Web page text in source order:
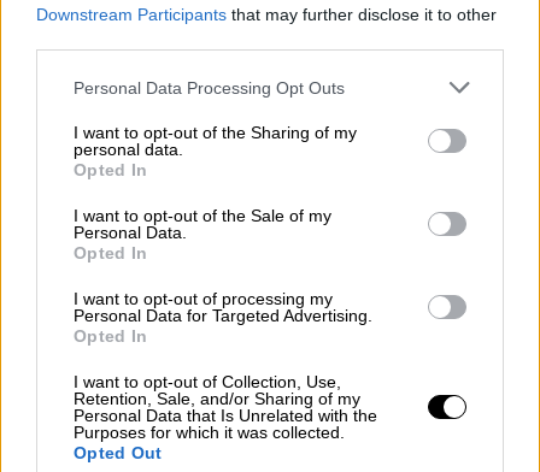
Downstream Participants that may further disclose it to other
Please note that this website/app uses one or more Google
not limited to your visit or usage behaviour. You may click to
grant or deny consent to Google and its third-party tags to
use your data for below specified purposes in below Google
consent section.
Personal Data Processing Opt Outs
I want to opt-out of the Sharing of my
personal data.
Opted In
I want to opt-out of the Sale of my
Personal Data.
Opted In
I want to opt-out of processing my
Personal Data for Targeted Advertising.
Opted In
I want to opt-out of Collection, Use,
Retention, Sale, and/or Sharing of my
Personal Data that Is Unrelated with the
Purposes for which it was collected.
Opted Out
«Πατριδοκαπηλεία, ψάρεμα στα θολά
νερά και τραγωδίες για την πατρίδα»
Χρήστος Ράμμος
στην ΑΔΑΕ συγκρούστηκαν με ένα βαθύ
καθεστώς-αυτό του Κ. Μητσοτάκη- και
υπηρετώντας απλά το λειτούργημα τους
αποκάλυψαν το μεγαλύτερο σκάνδαλο από
την μεταπολίτευση και μετά
Μισείτε τον κ.
Μακεδονία και τέτοιες ανοησίες που
πουλάτε σαν να είναι επιστολές του Ιησού,
αλλά επειδή υπερασπίζεται ό, τι μισείτε: τη